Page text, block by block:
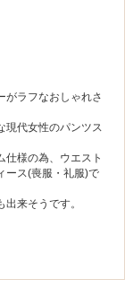
がラフなおしゃれさ
現代女性のパンツス
仕様の為、ウエスト
ース(喪服・礼服)で
来そうです。